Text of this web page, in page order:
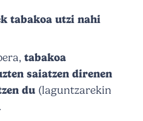
tabakoa utzi nahi
tabakoa
saiatzen direnen
du(laguntzarekin